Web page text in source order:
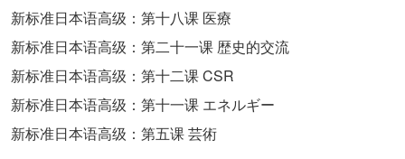
新标准日本语高级：第十八课 医療
新标准日本语高级：第二十一课 歴史的交流
新标准日本语高级：第十二课 CSR
新标准日本语高级：第十一课 エネルギー
新标准日本语高级：第五课 芸術